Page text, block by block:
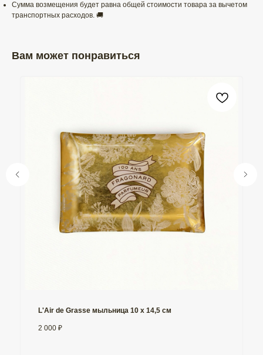
Сумма возмещения будет равна общей стоимости товара за вычетом
транспортных расходов. 🚚
Вам может понравиться
L'Air de Grasse мыльница 10 х 14,5 см
2 000 ₽